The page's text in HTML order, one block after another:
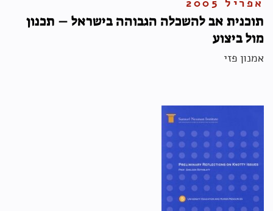
תוכנית אב להשכלה הגבוהה בישראל – תכנון
מול ביצוע
אמנון פזי